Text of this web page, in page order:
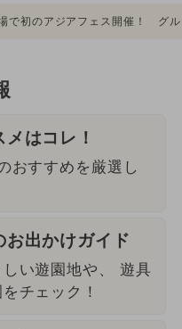
で初のアジアフェス開催！ グ
はコレ！
おすすめを厳選し
お出かけガイド
い遊園地や、 遊具
チェック！